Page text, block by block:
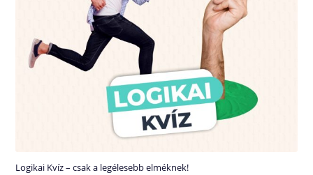
Logikai Kvíz – csak a legélesebb elméknek!